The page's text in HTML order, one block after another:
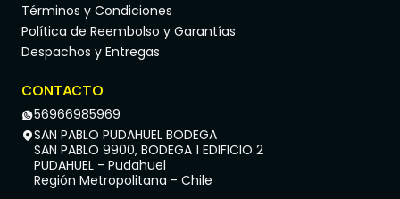
Términos y Condiciones
Política de Reembolso y Garantías
Despachos y Entregas
CONTACTO
56966985969
SAN PABLO PUDAHUEL BODEGA
SAN PABLO 9900, BODEGA 1 EDIFICIO 2
PUDAHUEL - Pudahuel
Región Metropolitana - Chile